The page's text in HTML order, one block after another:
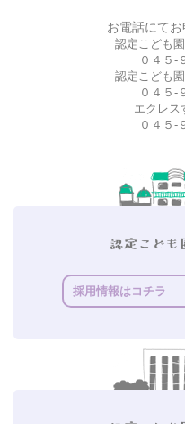
お電話にてお
認定こども
０４５-
認定こども
０４５-
エクレス
０４５-
採用情報はコチラ